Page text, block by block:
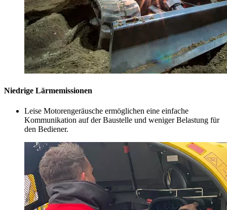
Niedrige Lärmemissionen
Leise Motorengeräusche ermöglichen eine einfache
Kommunikation auf der Baustelle und weniger Belastung für
den Bediener.